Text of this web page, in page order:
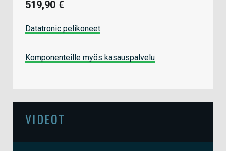
519,90 €
Datatronic pelikoneet
Komponenteille myös kasauspalvelu
VIDEOT